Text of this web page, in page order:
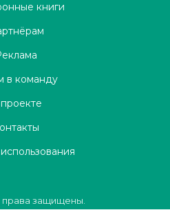
книги
в команду
права защищены.